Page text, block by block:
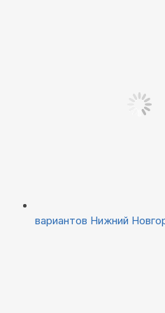
вариантов Нижний